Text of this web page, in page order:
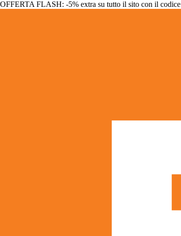
OFFERTA FLASH: -5% extra su tutto il sito con il codice